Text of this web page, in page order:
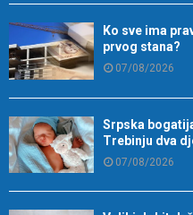
Ko sve ima
prvog stana?
07/08/2026
Srpska
Trebinju dva
07/08/2026